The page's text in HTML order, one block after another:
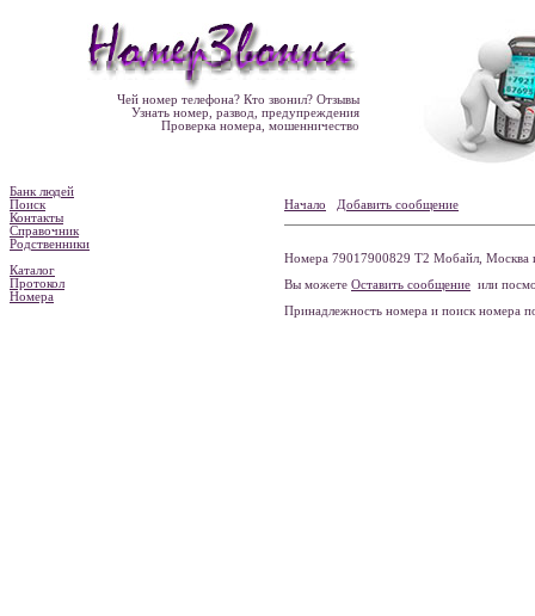
Чей номер телефона? Кто звонил? Отзывы
Узнать номер, развод, предупреждения
Проверка номера, мошенничество
Банк людей
Поиск
Контакты
Справочник
Родственники
Каталог
Протокол
Номера
Начало Добавить сообщение
Номера 79017900829 Т2 Мобайл, Москва
Вы можете Оставить сообщение или
Принадлежность номера и поиск номера